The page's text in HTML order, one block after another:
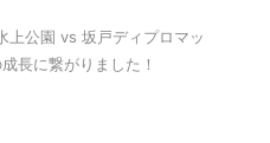
公園 vs 坂戸ディプロマッ
長に繋がりました！